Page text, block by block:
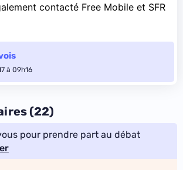
contacté Free Mobile et SFR
à 09h16
(22)
pour prendre part au débat